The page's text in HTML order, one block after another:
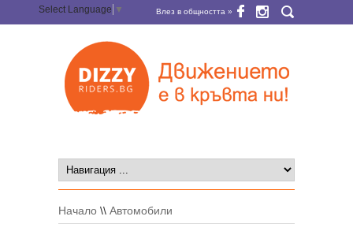
Select Language ▼ Влез в общността »
Начало \\ Автомобили